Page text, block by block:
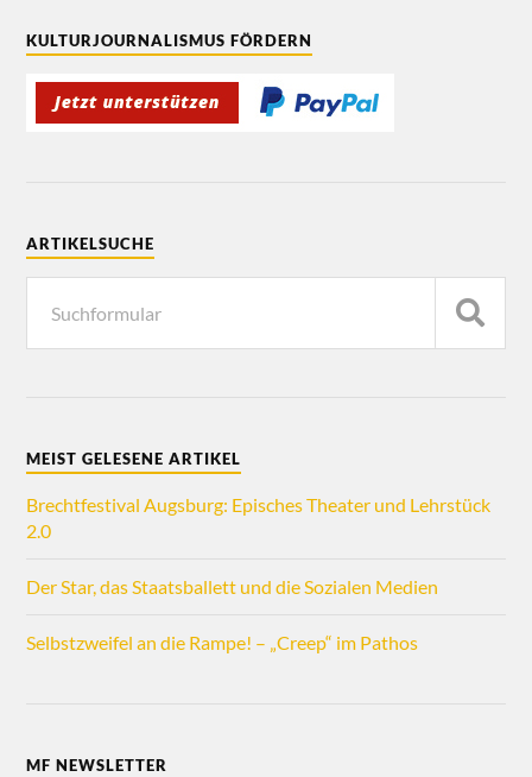
KULTURJOURNALISMUS FÖRDERN
ARTIKELSUCHE
MEIST GELESENE ARTIKEL
Brechtfestival Augsburg: Episches Theater und Lehrstück
2.0
Der Star, das Staatsballett und die Sozialen Medien
Selbstzweifel an die Rampe! – „Creep“ im Pathos
MF NEWSLETTER